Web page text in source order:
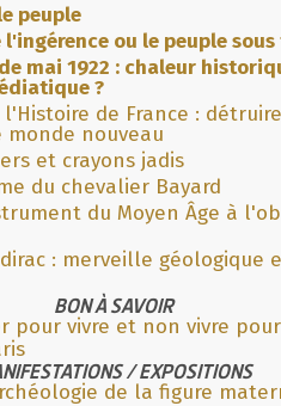
peuple
l'ingérence ou le peuple
mai 1922 : chaleur
?
de France :
nouveau
et crayons jadis
du chevalier Bayard
du Moyen Âge à
: merveille géologique
BON À SAVOIR
pour vivre et non vivre
/ EXPOSITIONS
de la figure